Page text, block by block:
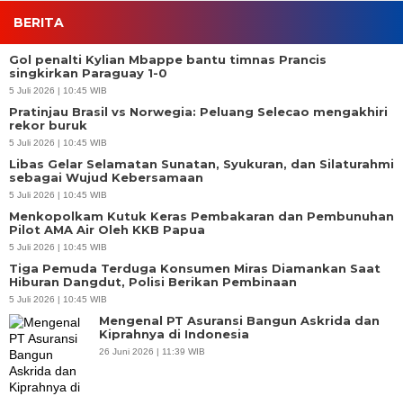
BERITA
Gol penalti Kylian Mbappe bantu timnas Prancis
singkirkan Paraguay 1-0
5 Juli 2026 | 10:45 WIB
Pratinjau Brasil vs Norwegia: Peluang Selecao mengakhiri
rekor buruk
5 Juli 2026 | 10:45 WIB
Libas Gelar Selamatan Sunatan, Syukuran, dan Silaturahmi
sebagai Wujud Kebersamaan
5 Juli 2026 | 10:45 WIB
Menkopolkam Kutuk Keras Pembakaran dan Pembunuhan
Pilot AMA Air Oleh KKB Papua
5 Juli 2026 | 10:45 WIB
Tiga Pemuda Terduga Konsumen Miras Diamankan Saat
Hiburan Dangdut, Polisi Berikan Pembinaan
5 Juli 2026 | 10:45 WIB
Mengenal PT Asuransi Bangun Askrida dan
Kiprahnya di Indonesia
26 Juni 2026 | 11:39 WIB